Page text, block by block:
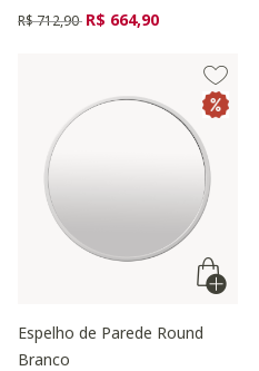
40cm
Preço reduzido de
R$ 712,90 para
R$ 664,90
Espelho de Parede Round
Branco